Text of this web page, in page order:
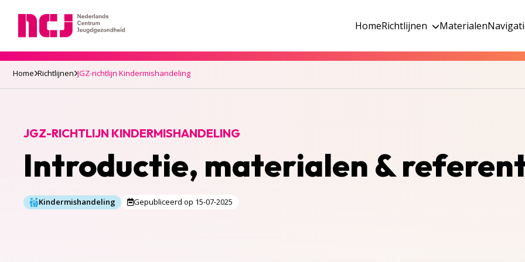
HomeRichtlijnen Materialen
Home Richtlijnen JGZ-richtlijn Kindermishandeling
Introductie, materialen &
JGZ-RICHTLIJN KINDERMISHANDELING
Kindermishandeling Gepubliceerd op 15-07-2025